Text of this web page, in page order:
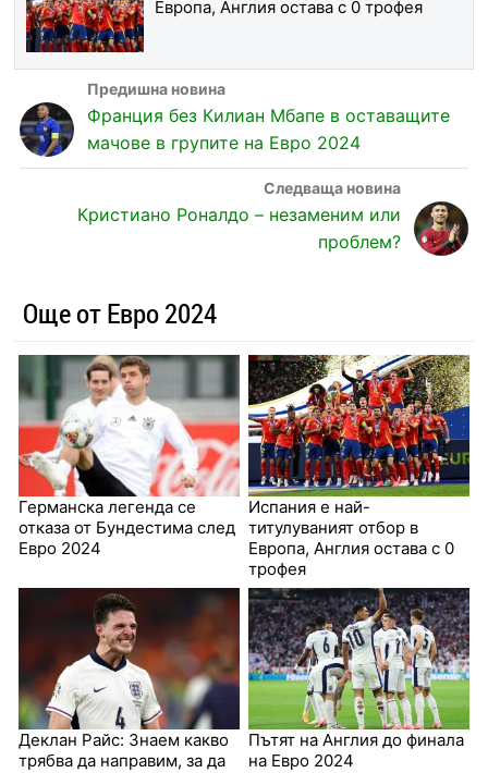
Европа, Англия остава с 0 трофея
Франция без Килиан Мбапе в оставащите
мачове в групите на Евро 2024
Кристиано Роналдо – незаменим или
проблем?
Още от Евро 2024
Германска легенда се
отказа от Бундестима след
Евро 2024
Испания е най-
титулуваният отбор в
Европа, Англия остава с 0
трофея
Деклан Райс: Знаем какво
трябва да направим, за да
Пътят на Англия до финала
на Евро 2024